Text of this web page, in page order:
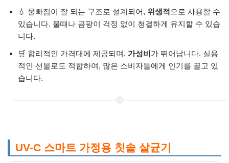
💧 물빠짐이 잘 되는 구조로 설계되어, 위생적 으로 사용할 수
있습니다. 물때나 곰팡이 걱정 없이 청결하게 유지할 수 있습
니다.
🛒 합리적인 가격대에 제공되며, 가성비가 뛰어납니다. 실용
적인 선물로도 적합하여, 많은 소비자들에게 인기를 끌고 있
습니다.
UV-C 스마트 가정용 칫솔 살균기